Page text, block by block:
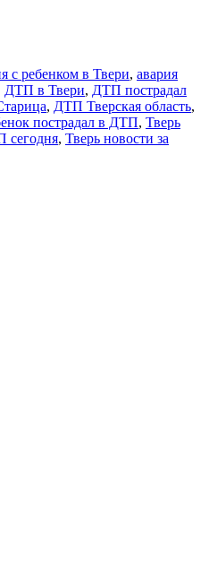
с ребенком в Твери, авария
ДТП в Твери, ДТП пострадал
, ДТП Тверская область,
пострадал в ДТП, Тверь
сегодня, Тверь новости за